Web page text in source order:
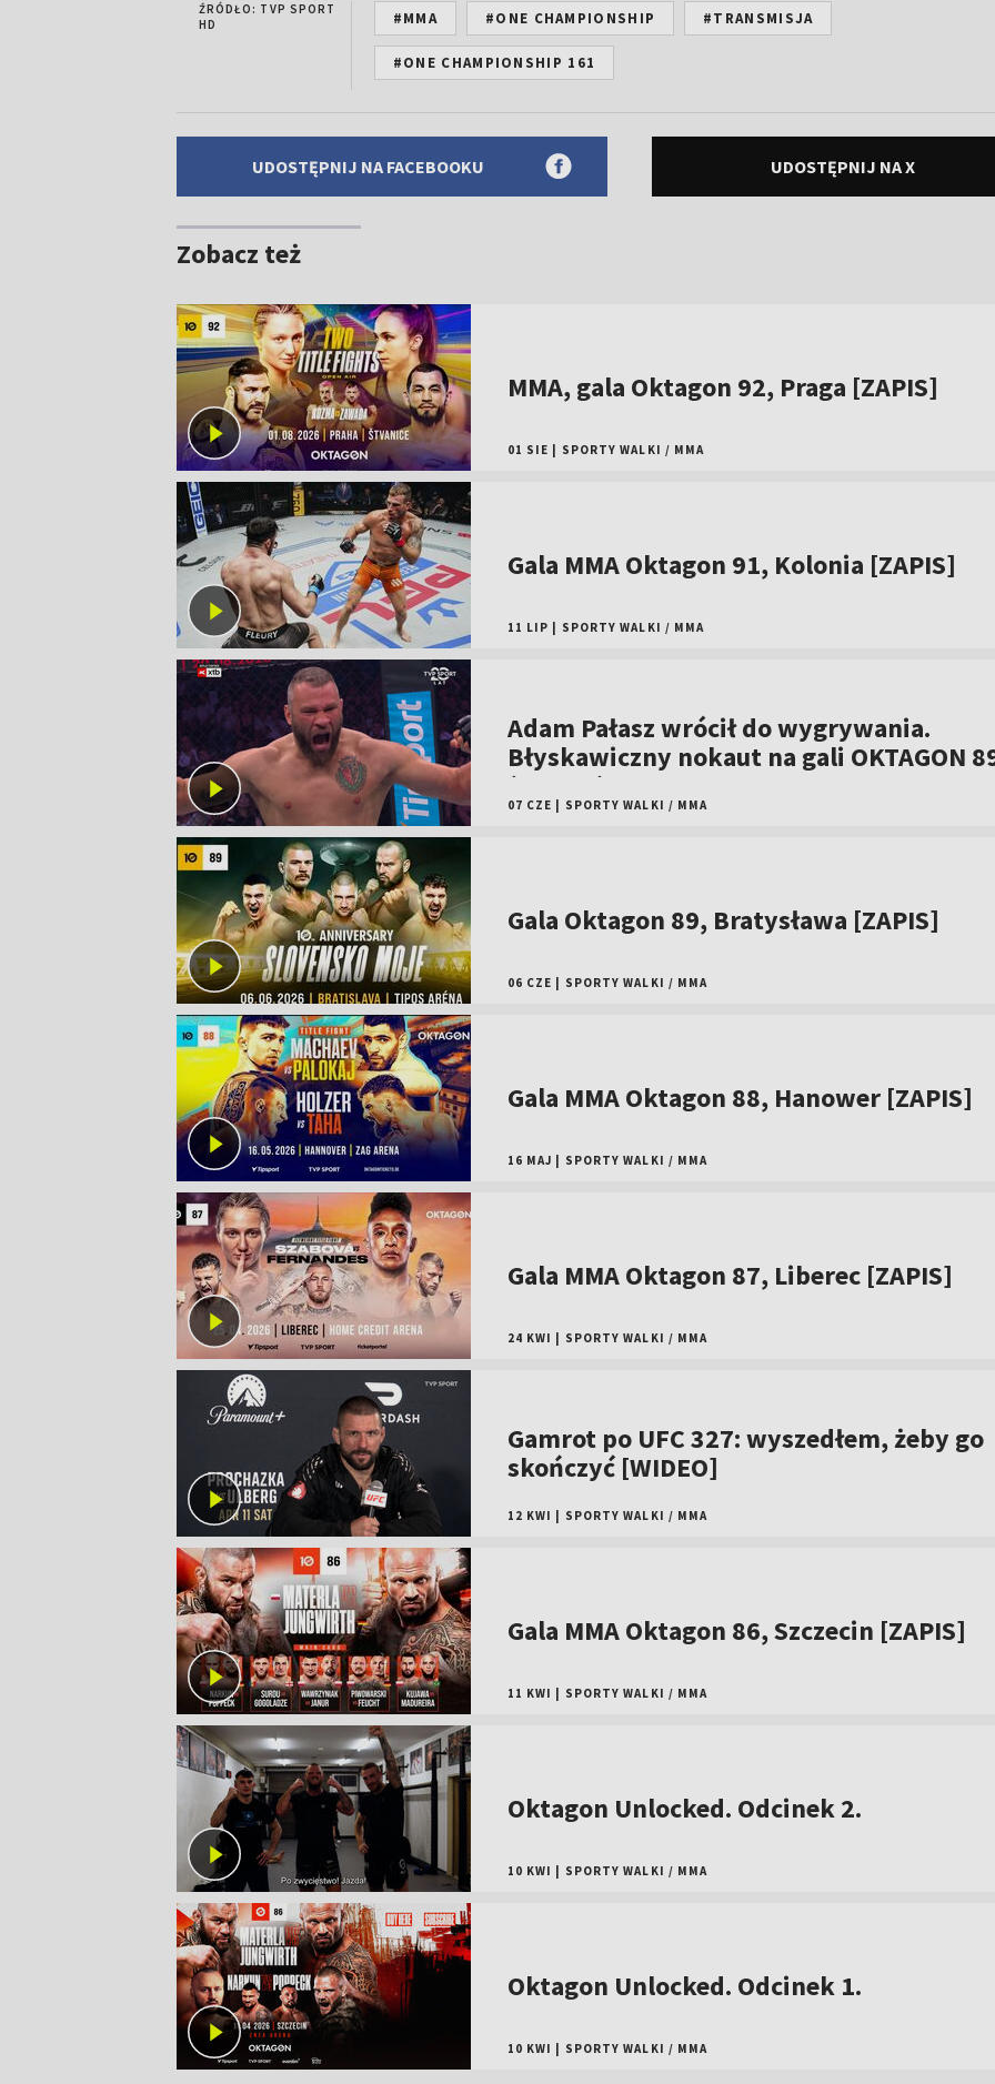
ŹRÓDŁO: TVP SPORT
HD
#MMA #ONE CHAMPIONSHIP #TRANSMISJA
#ONE CHAMPIONSHIP 161
UDOSTĘPNIJ NA FACEBOOKU UDOSTĘPNIJ NA X
Zobacz też
MMA, gala Oktagon 92, Praga [ZAPIS]
01 SIE SPORTY WALKI / MMA
Gala MMA Oktagon 91, Kolonia [ZAPIS]
11 LIP SPORTY WALKI / MMA
Adam Pałasz wrócił do wygrywania.
Błyskawiczny nokaut na gali OKTAGON
(WIDEO)
07 CZE SPORTY WALKI / MMA
Gala Oktagon 89, Bratysława [ZAPIS]
06 CZE SPORTY WALKI / MMA
Gala MMA Oktagon 88, Hanower [ZAPIS]
16 MAJ SPORTY WALKI / MMA
Gala MMA Oktagon 87, Liberec [ZAPIS]
24 KWI SPORTY WALKI / MMA
Gamrot po UFC 327: wyszedłem, żeby go
skończyć [WIDEO]
12 KWI SPORTY WALKI / MMA
Gala MMA Oktagon 86, Szczecin [ZAPIS]
11 KWI SPORTY WALKI / MMA
Oktagon Unlocked. Odcinek 2.
10 KWI SPORTY WALKI / MMA
Oktagon Unlocked. Odcinek 1.
10 KWI SPORTY WALKI / MMA